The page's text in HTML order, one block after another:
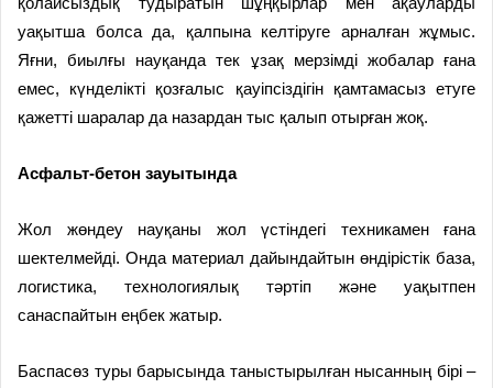
уақытша болса да, қалпына келтіруге арналған жұмыс.
Яғни, биылғы науқанда тек ұзақ мерзімді жобалар ғана
емес, күнделікті қозғалыс қауіпсіздігін қамтамасыз етуге
қажетті шаралар да назардан тыс қалып отырған жоқ.
Асфальт-бетон зауытында
Жол жөндеу науқаны жол үстіндегі техникамен ғана
шектелмейді. Онда материал дайындайтын өндірістік база,
логистика, технологиялық тәртіп және уақытпен
санаспайтын еңбек жатыр.
Баспасөз туры барысында таныстырылған нысанның бірі –